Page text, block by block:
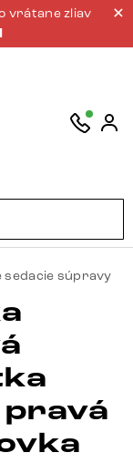
vrátane zliav
sedacie súpravy